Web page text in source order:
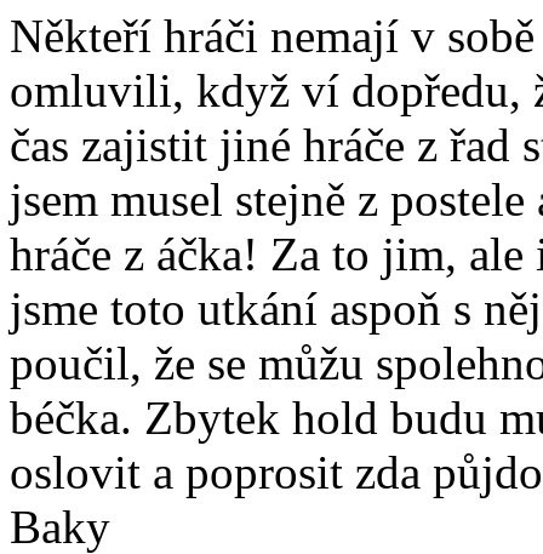
Někteří hráči nemají v
omluvili, když ví dopředu,
čas zajistit jiné hráče z řad
jsem musel stejně z
hráče z áčka! Za to jim,
jsme toto utkání aspoň s
poučil, že se můžu
béčka. Zbytek hold budu
oslovit a poprosit zda
Baky